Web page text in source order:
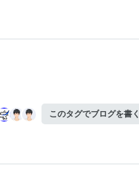
このタグでブログを書く